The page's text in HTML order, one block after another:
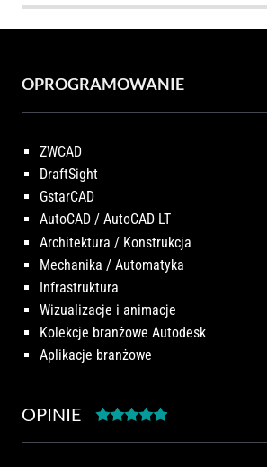
OPROGRAMOWANIE
ZWCAD
DraftSight
GstarCAD
AutoCAD / AutoCAD LT
Architektura / Konstrukcja
Mechanika / Automatyka
Infrastruktura
Wizualizacje i animacje
Kolekcje branżowe Autodesk
Aplikacje branżowe
OPINIE